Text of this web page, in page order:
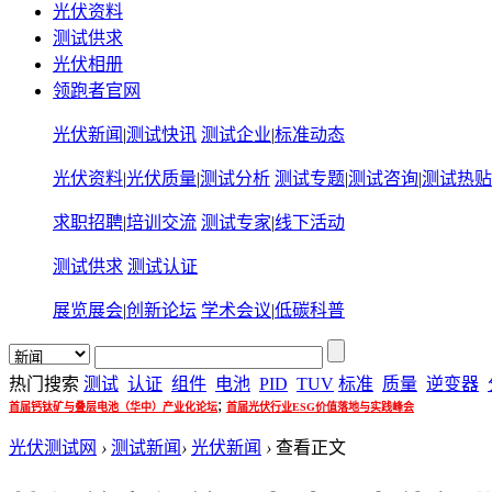
光伏资料
测试供求
光伏相册
领跑者官网
光伏新闻 |测试快讯 测试企业|标准动态
光伏资料|光伏质量|测试分析 测试专题|测试咨询|测试热贴
求职招聘|培训交流 测试专家|线下活动
测试供求 测试认证
展览展会|创新论坛 学术会议|低碳科普
热门搜索 测试 认证 组件 电池 PID TUV 标准 质量 逆变器
首届钙钛矿与叠层电池（华中）产业化论坛; 首届光伏行业ESG价值落地与实践峰会
光伏测试网 › 测试新闻 › 光伏新闻 › 查看正文